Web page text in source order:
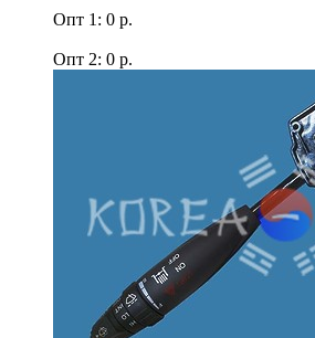
Опт 1: 0 р.
Опт 2: 0 р.